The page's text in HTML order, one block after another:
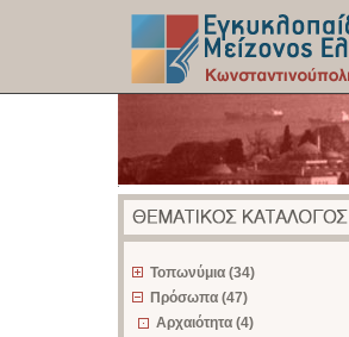
Τοπωνύμια (34)
Πρόσωπα (47)
Αρχαιότητα (4)